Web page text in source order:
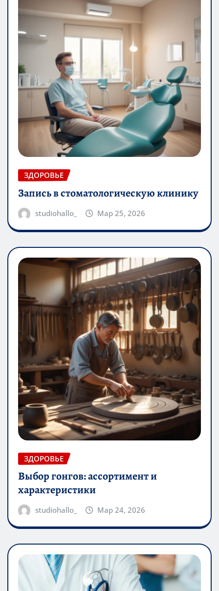
ЗДОРОВЬЕ
Запись в стоматологическую клинику
studiohallo_ Мар 25, 2026
ЗДОРОВЬЕ
Выбор гонгов: ассортимент и
характеристики
studiohallo_ Мар 24, 2026